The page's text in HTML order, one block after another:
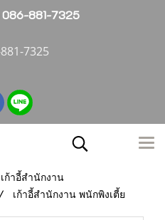
086-881-7325
7325
เก้าอี้สำนักงาน
เก้าอี้สำนักงาน พนักพิงเตี้ย